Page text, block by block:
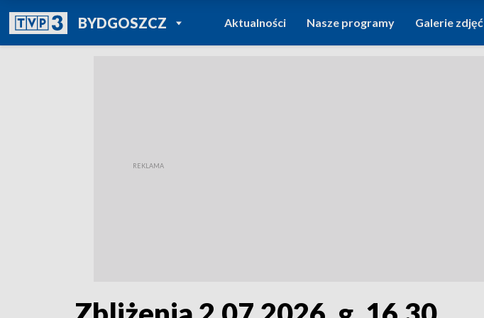
BYDGOSZCZPOWRÓT DO
TVP REGIONY
Aktualności Nasze programy Galerie zdjęć